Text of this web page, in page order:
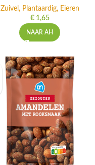
Zuivel, Plantaardig, Eieren
€1,65
NAAR AH